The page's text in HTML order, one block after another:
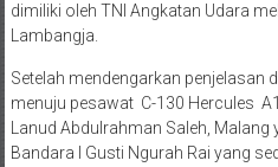
dimiliki oleh TNI Angkatan Udara
Lambangja.
Setelah mendengarkan penjelasan
menuju pesawat C-130 Hercules
Lanud Abdulrahman Saleh,
Bandara I Gusti Ngurah Rai yang